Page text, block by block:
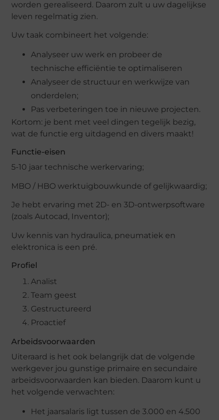
worden gerealiseerd. Daarom zult u uw dagelijkse
leven regelmatig zien.
Uw taak combineert het volgende:
Analyseer uw werk en probeer de
technische efficiëntie te optimaliseren
Analyseer de structuur en werkwijze van
onderdelen;
Pas verbeteringen toe in nieuwe projecten.
Kortom: je bent met veel dingen tegelijk bezig,
wat de functie erg uitdagend en divers maakt!
Functie-eisen
5-10 jaar technische werkervaring;
MBO / HBO werktuigbouwkunde of gelijkwaardig;
Je hebt ervaring met 2D- en 3D-ontwerpsoftware
(zoals Autocad, Inventor);
Uw kennis van hydraulica, pneumatiek en
elektronica is een pré.
Profiel
Analist
Team geest
Gestructureerd
Proactief
Arbeidsvoorwaarden
Uiteraard is het ook belangrijk dat de volgende
werkgever jou gunstige primaire en secundaire
arbeidsvoorwaarden kan bieden. Daarom kunt u
het volgende verwachten:
Het jaarsalaris ligt tussen de 3.000 en 4.500